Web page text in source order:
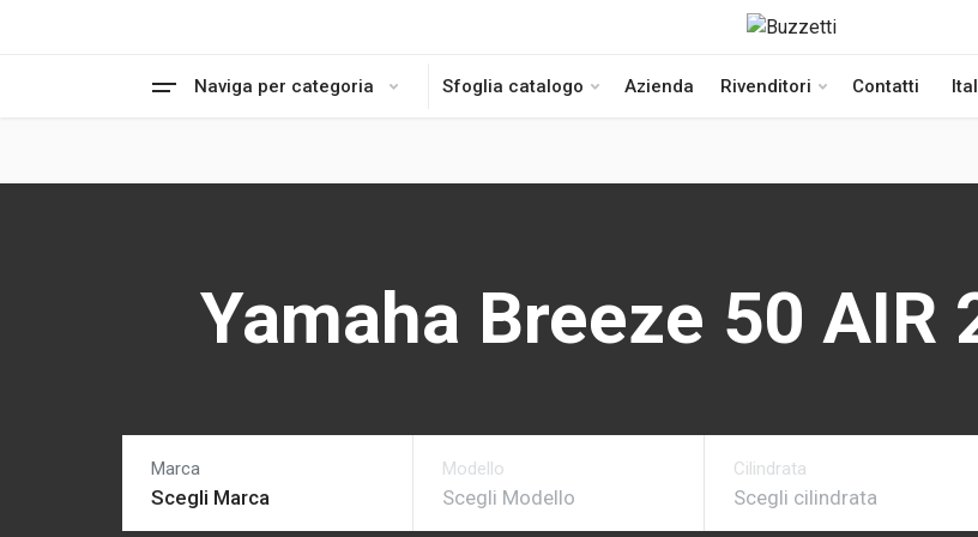
Naviga per categoria Sfoglia catalogo Azienda Rivenditori Contatti
Yamaha Breeze 50 AIR